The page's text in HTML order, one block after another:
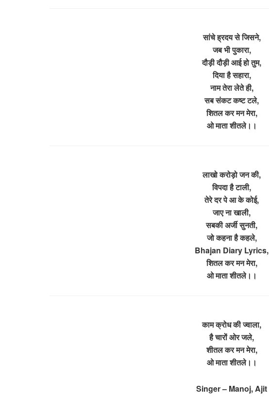
सांचे ह्रदय से जिसने,
जब भी पुकारा,
दौड़ी दौड़ी आई हो तुम,
दिया है सहारा,
नाम तेरा लेते ही,
सब संकट कष्ट टले,
शितल कर मन मेरा,
ओ माता शीतले।।
लाखो करोड़ो जन की,
विपदा है टाली,
तेरे दर पे आ के कोई,
जाए ना खाली,
सबकी अर्जी सुनती,
जो कहना है कहले,
Bhajan Diary Lyrics,
शितल कर मन मेरा,
ओ माता शीतले।।
काम क्रोध की ज्वाला,
है चारों ओर जले,
शीतल कर मन मेरा,
ओ माता शीतले।।
Singer – Manoj, Ajit